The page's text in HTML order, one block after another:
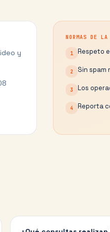
y
NORMAS DE
1 Respeto
2 Sin spam
3 Los
4 Reporta